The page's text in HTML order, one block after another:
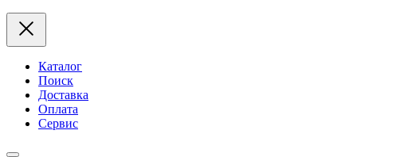
Каталог
Поиск
Доставка
Оплата
Сервис